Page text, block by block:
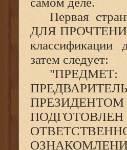
Первая
ДЛЯ
затем следует: